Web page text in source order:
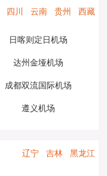
四川 云南 贵州 西藏
日喀则定日机场
达州金垭机场
成都双流国际机场
遵义机场
辽宁 吉林 黑龙江